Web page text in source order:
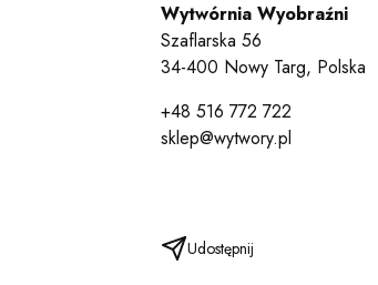
Wytwórnia Wyobraźni
Szaflarska 56
34-400 Nowy Targ, Polska
+48 516 772 722
sklep@wytwory.pl
Udostępnij